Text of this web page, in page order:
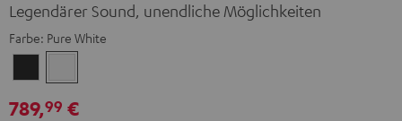
Legendärer Sound, unendliche Möglichkeiten
Farbe: Pure White
Black White
789,99 €